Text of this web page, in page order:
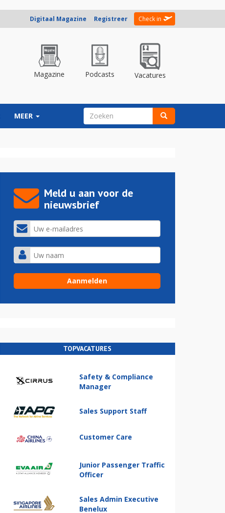
Digitaal Magazine Registreer Check in
Magazine Podcasts Vacatures
MEER ZOEKVELD
Meld u aan voor de
nieuwsbrief
TOPVACATURES
Safety & Compliance
Manager
Sales Support Staff
Customer Care
Junior Passenger Traffic
Officer
Sales Admin Executive
Benelux